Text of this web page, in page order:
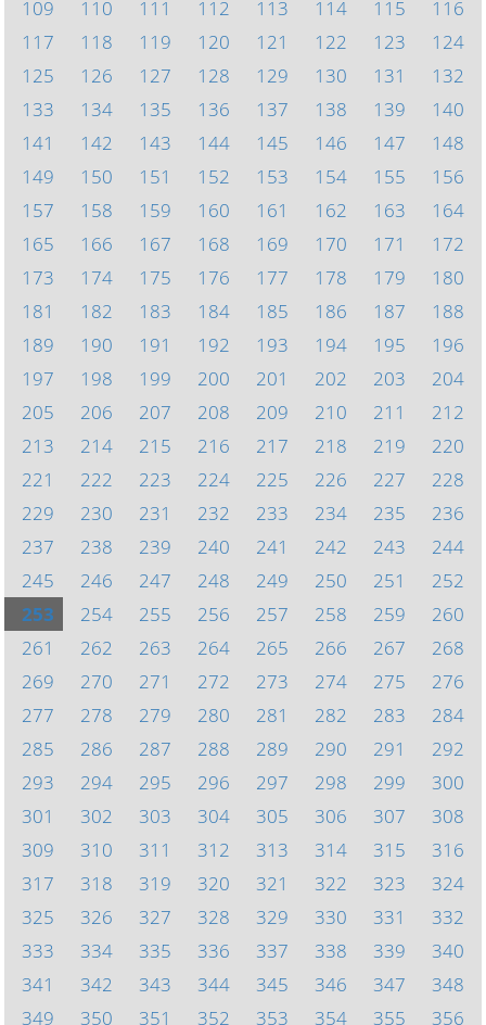
109
110 111 112 113 114 115
116
117
118 119 120 121 122 123
124
125
126 127 128 129 130 131
132
133
134 135 136 137 138 139
140
141
142 143 144 145 146 147
148
149
150 151 152 153 154 155
156
157
158 159 160 161 162 163
164
165
166 167 168 169 170 171
172
173
174 175 176 177 178 179
180
181
182 183 184 185 186 187
188
189
190 191 192 193 194 195
196
197
198 199 200 201 202 203
204
205
206 207 208 209 210 211
212
213
214 215 216 217 218 219
220
221
222 223 224 225 226 227
228
229
230 231 232 233 234 235
236
237
238 239 240 241 242 243
244
245
246 247 248 249 250 251
252
253
254 255 256 257 258 259
260
261
262 263 264 265 266 267
268
269
270 271 272 273 274 275
276
277
278 279 280 281 282 283
284
285
286 287 288 289 290 291
292
293
294 295 296 297 298 299
300
301
302 303 304 305 306 307
308
309
310 311 312 313 314 315
316
317
318 319 320 321 322 323
324
325
326 327 328 329 330 331
332
333
334 335 336 337 338 339
340
341
342 343 344 345 346 347
348
349
350 351 352 353 354 355 356